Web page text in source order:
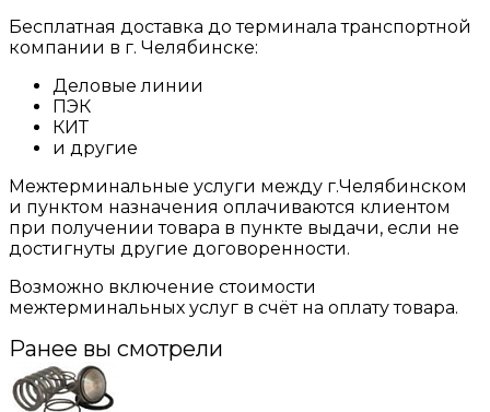
Бесплатная доставка до терминала транспортной
компании в г. Челябинске:
Деловые линии
ПЭК
КИТ
и другие
Межтерминальные услуги между г.Челябинском
и пунктом назначения оплачиваются клиентом
при получении товара в пункте выдачи, если не
достигнуты другие договоренности.
Возможно включение стоимости
межтерминальных услуг в счёт на оплату товара.
Ранее вы смотрели